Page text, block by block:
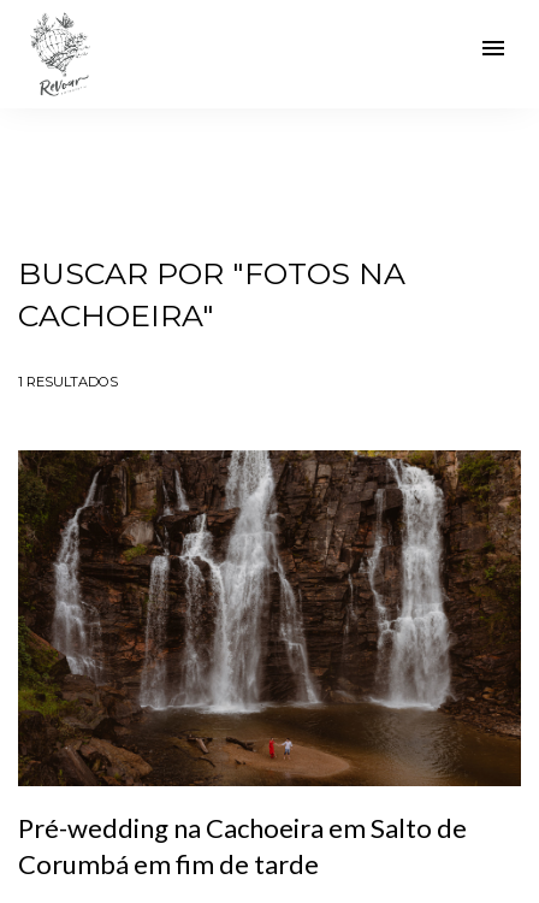
menu
BUSCAR POR "FOTOS NA
CACHOEIRA"
1 RESULTADOS
Pré-wedding na Cachoeira em Salto de
Corumbá em fim de tarde